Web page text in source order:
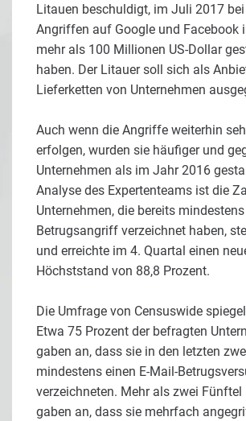
Litauen beschuldigt, im Juli 2017 bei
Angriffen auf Google und Facebook
mehr als 100 Millionen US-Dollar
haben. Der Litauer soll sich als
Lieferketten von Unternehmen
Auch wenn die Angriffe weiterhin
erfolgen, wurden sie häufiger und
Unternehmen als im Jahr 2016
Analyse des Expertenteams ist die
Unternehmen, die bereits
Betrugsangriff verzeichnet haben,
und erreichte im 4. Quartal einen
Höchststand von 88,8 Prozent.
Die Umfrage von Censuswide
Etwa 75 Prozent der befragten
gaben an, dass sie in den letzten
mindestens einen E-Mail-
verzeichneten. Mehr als zwei Fünftel
gaben an, dass sie mehrfach